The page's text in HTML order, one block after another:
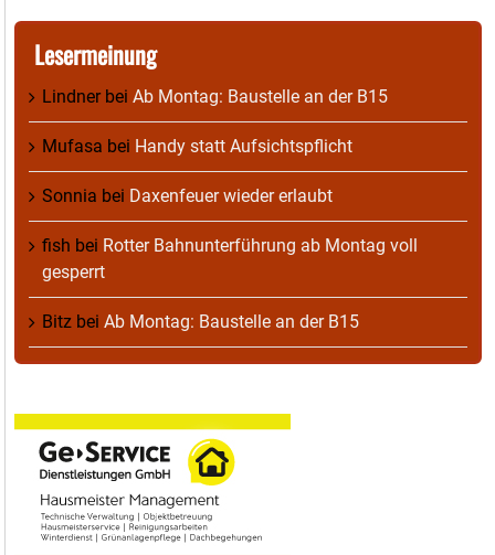
Lesermeinung
Lindnerbei Ab Montag: Baustelle an der B15
Mufasa bei Handy statt Aufsichtspflicht
Sonnia bei Daxenfeuer wieder erlaubt
fish bei Rotter Bahnunterführung ab Montag voll
gesperrt
Bitz bei Ab Montag: Baustelle an der B15